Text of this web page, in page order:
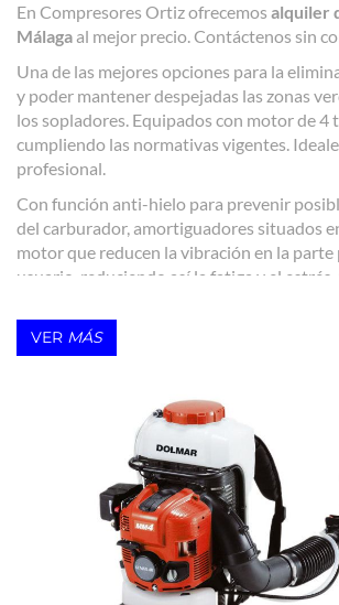
En Compresores Ortiz ofrecemos alquiler
Málaga al mejor precio. Contáctenos sin
Una de las mejores opciones para la
y poder mantener despejadas las zonas
los sopladores. Equipados con motor de 4
cumpliendo las normativas vigentes.
profesional.
Con función anti-hielo para prevenir
del carburador, amortiguadores situados
motor que reducen la vibración en la
usuario, reduciendo así la fatiga y el
VER MÁS